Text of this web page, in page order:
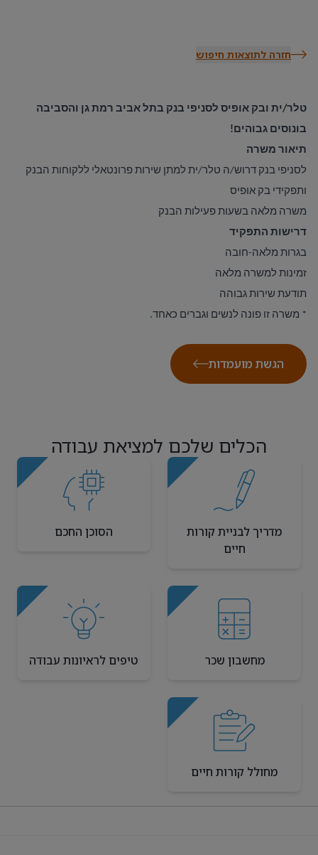
חזרה לתוצאות חיפוש
טלר/ית ובק אופיס לסניפי בנק בתל אביב רמת גן והסביבה
בונוסים גבוהים!
תיאור משרה
לסניפי בנק דרוש/ה טלר/ית למתן שירות פרונטאלי ללקוחות הבנק
ותפקידי בק אופיס
משרה מלאה בשעות פעילות הבנק
דרישות התפקיד
בגרות מלאה-חובה
זמינות למשרה מלאה
תודעת שירות גבוהה
* משרה זו פונה לנשים וגברים כאחד.
הגשת מועמדות
הכלים שלכם למציאת עבודה
מדריך לבניית קורות
חיים
הסוכן החכם
מחשבון שכר טיפים לראיונות עבודה
מחולל קורות חיים